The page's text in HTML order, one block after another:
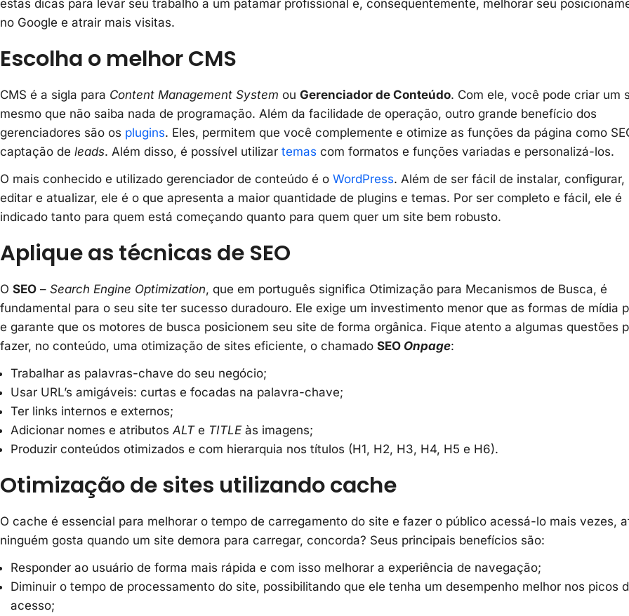
estas dicas para levar seu trabalho a um patamar profissional e, consequentemente, melhorar seu
no Google e atrair mais visitas.
Escolha o melhor CMS
CMS é a sigla para Content Management System ou Gerenciador de Conteúdo. Com ele, você pode criar um
mesmo que não saiba nada de programação. Além da facilidade de operação, outro grande benefício dos
gerenciadores são os plugins. Eles, permitem que você complemente e otimize as funções da página como
captação de leads. Além disso, é possível utilizar temas com formatos e funções variadas e personalizá-los.
O mais conhecido e utilizado gerenciador de conteúdo é o WordPress. Além de ser fácil de instalar, configurar,
editar e atualizar, ele é o que apresenta a maior quantidade de plugins e temas. Por ser completo e fácil, ele é
indicado tanto para quem está começando quanto para quem quer um site bem robusto.
Aplique as técnicas de SEO
O SEO – Search Engine Optimization, que em português significa Otimização para Mecanismos de Busca, é
fundamental para o seu site ter sucesso duradouro. Ele exige um investimento menor que as formas de mídia
e garante que os motores de busca posicionem seu site de forma orgânica. Fique atento a algumas questões
fazer, no conteúdo, uma otimização de sites eficiente, o chamado SEO Onpage:
Trabalhar as palavras-chave do seu negócio;
Usar URL’s amigáveis: curtas e focadas na palavra-chave;
Ter links internos e externos;
Adicionar nomes e atributos ALTe TITLEàs imagens;
Produzir conteúdos otimizados e com hierarquia nos títulos (H1, H2, H3, H4, H5 e H6).
Otimização de sites utilizando cache
O cache é essencial para melhorar o tempo de carregamento do site e fazer o público acessá-lo mais vezes,
ninguém gosta quando um site demora para carregar, concorda? Seus principais benefícios são:
Responder ao usuário de forma mais rápida e com isso melhorar a experiência de navegação;
Diminuir o tempo de processamento do site, possibilitando que ele tenha um desempenho melhor nos picos
acesso;